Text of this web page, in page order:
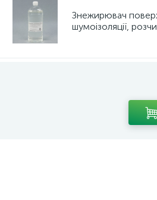
Знежирювач
шумоізоляції,